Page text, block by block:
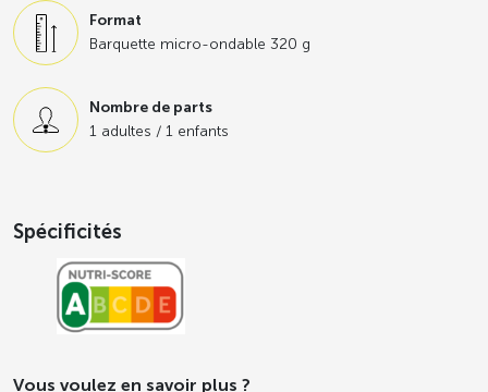
produits végétariens pour des menus tendances et au
goût du jour.
Format
Barquette micro-ondable 320 g
Nombre de parts
1 adultes / 1 enfants
Spécificités
Vous voulez en savoir plus ?